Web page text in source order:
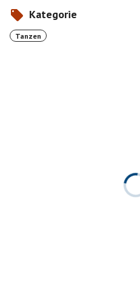
Kategorie
Tanzen